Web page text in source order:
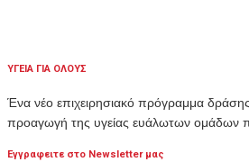
ΥΓΕΙΑ ΓΙΑ ΟΛΟΥΣ
Ένα νέο επιχειρησιακό πρόγραμμα
προαγωγή της υγείας ευάλωτων ομάδων
Εγγραφειτε στο Newsletter μας